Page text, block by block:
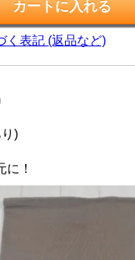
く表記 (返品など)
)
に！